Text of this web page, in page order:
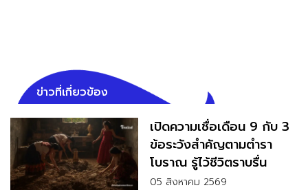
ข่าวที่เกี่ยวข้อง
เปิดความเชื่อเดือน 9 กับ 3
ข้อระวังสำคัญตามตำรา
โบราณ รู้ไว้ชีวิตราบรื่น
05 สิงหาคม 2569